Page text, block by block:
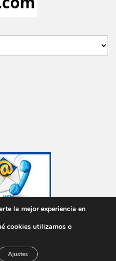
la mejor experiencia en
cookies utilizamos o
Ajustes